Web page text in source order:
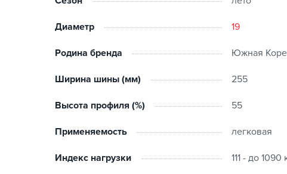
Диаметр 19
Родина бренда Южная
Ширина шины (мм) 255
Высота профиля (%) 55
Применяемость легковая
Индекс нагрузки 111 - до 1090